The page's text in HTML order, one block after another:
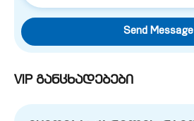
Send Message
VIP განცხადებები